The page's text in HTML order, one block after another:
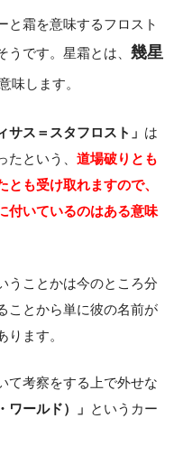
と霜を意味するフロスト
です。星霜とは、 幾星
味します。
サス＝スタフロスト」 は
という、 道場破りとも
も受け取れますので、
付いているのはある意味
うことかは今のところ分
ことから単に彼の名前が
ります。
て考察をする上で外せな
ワールド）」 というカー